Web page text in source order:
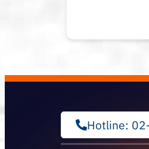
Hotline: